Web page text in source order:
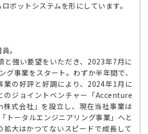
ボットシステムを形にしています。
。
と強い要望をいただき、2023年7月に
グ事業をスタート。わずか半年間で、
業の好評と好調により、2024年1月に
のジョイントベンチャー「Accenture
式会社」を設立し、現在当社事業は
トータルエンジニアリング事業」へと
拡大はかつてないスピードで成長して